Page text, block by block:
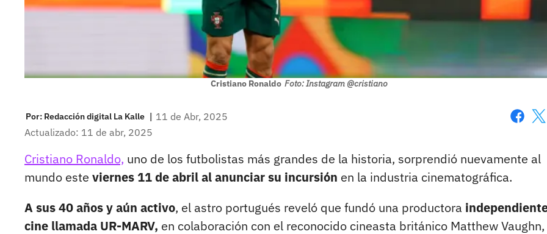
Cristiano Ronaldo Foto: Instagram @cristiano
Por: Redacción digital La Kalle | 11 de Abr, 2025
Actualizado: 11 de abr, 2025
Cristiano Ronaldo, uno de los futbolistas más grandes de la historia, sorprendió nuevamente al
mundo este viernes 11 de abril al anunciar su incursión en la industria cinematográfica.
A sus 40 años y aún activo, el astro portugués reveló que fundó una productora
cine llamada UR-MARV, en colaboración con el reconocido cineasta británico Matthew Vaughn,